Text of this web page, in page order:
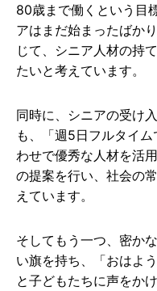
80歳まで働くという目
アはまだ始まったばか
じて、シニア人材の持
たいと考えています。
同時に、シニアの受け
も、「週5日フルタイ
わせで優秀な人材を活
の提案を行い、社会の
えています。
そしてもう一つ、密か
い旗を持ち、「おはよ
と子どもたちに声をか